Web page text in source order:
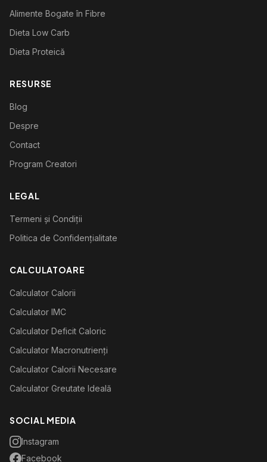
Alimente Bogate în Fibre
Dieta Low Carb
Dieta Proteică
RESURSE
Blog
Despre
Contact
Program Creatori
LEGAL
Termeni și Condiții
Politica de Confidențialitate
CALCULATOARE
Calculator Calorii
Calculator IMC
Calculator Deficit Caloric
Calculator Macronutrienți
Calculator Calorii Necesare
Calculator Greutate Ideală
SOCIAL MEDIA
Instagram
Facebook